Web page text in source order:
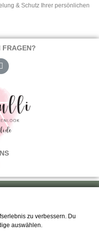
& Schutz Ihrer persönlichen
FRAGEN?
& Rückgabe
zu verbessern. Du
auswählen.